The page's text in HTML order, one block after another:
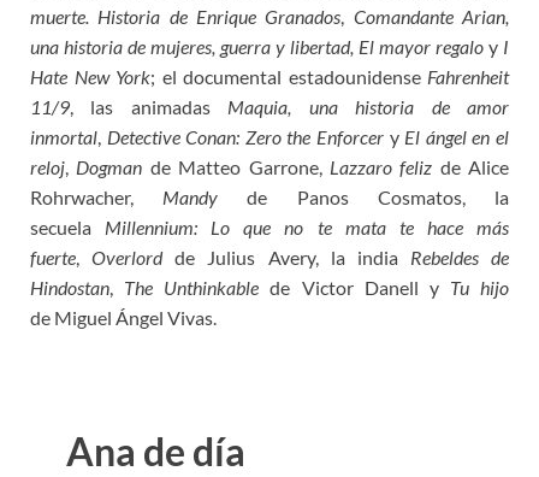
muerte. Historia de Enrique Granados, Comandante Arian,
una historia de mujeres, guerra y libertad, El mayor regalo y I
Hate New York; el documental estadounidense Fahrenheit
11/9, las animadas Maquia, una historia de amor
inmortal, Detective Conan: Zero the Enforcer y El ángel en el
reloj, Dogman de Matteo Garrone, Lazzaro feliz de Alice
Rohrwacher, Mandy de Panos Cosmatos, la
secuela Millennium: Lo que no te mata te hace más
fuerte,Overlordde Julius Avery, la india Rebeldes de
Hindostan, The Unthinkablede Victor Danell y Tu hijo
de Miguel Ángel Vivas.
Ana de día